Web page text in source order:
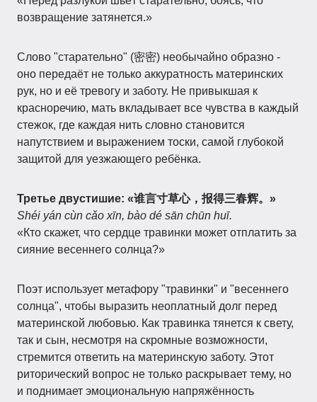
возвращение затянется.»
Слово "старательно" (密密) необычайно образно -
оно передаёт не только аккуратность материнских
рук, но и её тревогу и заботу. Не привыкшая к
красноречию, мать вкладывает все чувства в каждый
стежок, где каждая нить словно становится
напутствием и выражением тоски, самой глубокой
защитой для уезжающего ребёнка.
Третье двустишие: «谁言寸草心，报得三春辉。»
Shéi yán cùn cǎo xīn, bào dé sān chūn huī.
«Кто скажет, что сердце травинки может отплатить за
сияние весеннего солнца?»
Поэт использует метафору "травинки" и "весеннего
солнца", чтобы выразить неоплатный долг перед
материнской любовью. Как травинка тянется к свету,
так и сын, несмотря на скромные возможности,
стремится ответить на материнскую заботу. Этот
риторический вопрос не только раскрывает тему, но
и поднимает эмоциональную напряжённость